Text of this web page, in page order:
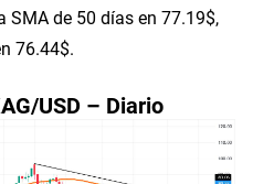
SMA de 50 días en 77.19$,
76.44$.
USD – Diario